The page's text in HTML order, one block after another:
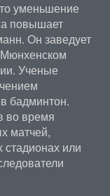
уменьшение
повышает
Он заведует
Ученые
бадминтон.
во время
матчей,
или